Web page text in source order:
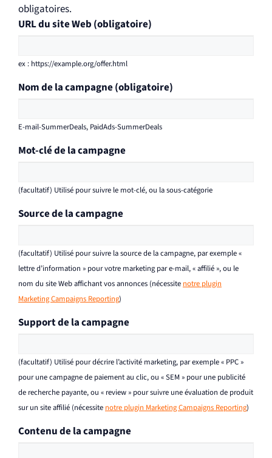
obligatoires.
URL du site Web (obligatoire)
ex : https://example.org/offer.html
Nom de la campagne (obligatoire)
E-mail-SummerDeals, PaidAds-SummerDeals
Mot-clé de la campagne
(facultatif) Utilisé pour suivre le mot-clé, ou la sous-catégorie
Source de la campagne
(facultatif) Utilisé pour suivre la source de la campagne, par exemple «
lettre d’information » pour votre marketing par e-mail, « affilié », ou le
nom du site Web affichant vos annonces (nécessite notre plugin
Marketing Campaigns Reporting)
Support de la campagne
(facultatif) Utilisé pour décrire l’activité marketing, par exemple « PPC »
pour une campagne de paiement au clic, ou « SEM » pour une publicité
de recherche payante, ou « review » pour suivre une évaluation de produit
sur un site affilié (nécessite notre plugin Marketing Campaigns Reporting)
Contenu de la campagne